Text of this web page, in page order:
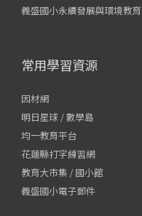
義盛國小永續發展與環境教
常用學習資源
因材網
明日星球 / 數學島
均一教育平台
花蓮縣打字練習網
教育大市集 / 國小館
義盛國小電子郵件